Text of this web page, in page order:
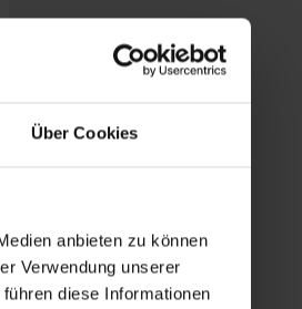
Über Cookies
anbieten zu können
Verwendung unserer
diese Informationen